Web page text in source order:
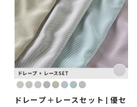
ドレープ＋レースセット | 優セ